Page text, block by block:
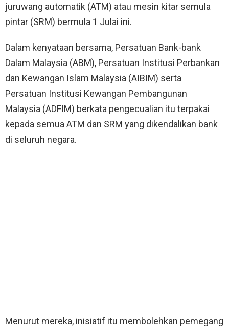
juruwang automatik (ATM) atau mesin kitar semula
pintar (SRM) bermula 1 Julai ini.
Dalam kenyataan bersama, Persatuan Bank-bank
Dalam Malaysia (ABM), Persatuan Institusi Perbankan
dan Kewangan Islam Malaysia (AIBIM) serta
Persatuan Institusi Kewangan Pembangunan
Malaysia (ADFIM) berkata pengecualian itu terpakai
kepada semua ATM dan SRM yang dikendalikan bank
di seluruh negara.
Menurut mereka, inisiatif itu membolehkan pemegang